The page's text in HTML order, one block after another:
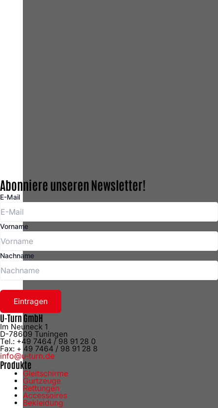
Abonniere unseren Newsletter!
E-Mail
Vorname
Nachname
Eintragen
U-Turn GmbH
Im Neuneck 1
D-78609 Tuningen
Tel.: +49 7464 / 98 91 28 0
Fax: + 49 7464 / 98 91 28 8
info@u-turn.de
Produkte
Gleitschirme
Gurtzeuge
Rettungen
Accessoires
Bekleidung